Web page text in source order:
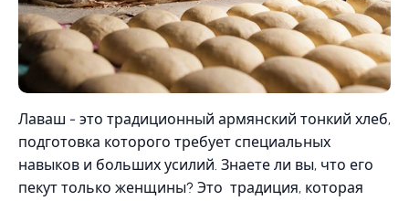
Лаваш - это традиционный армянский тонкий хлеб,
подготовка которого требует специальных
навыков и больших усилий. Знаете ли вы, что его
пекут только женщины? Это традиция, которая